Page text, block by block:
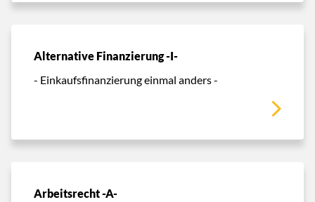
Alternative Finanzierung -I-
- Einkaufsfinanzierung einmal anders -
Arbeitsrecht -A-